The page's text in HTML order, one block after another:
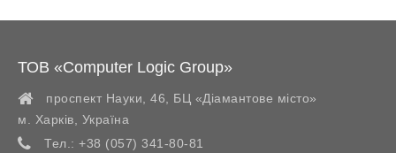
ТОВ «Computer Logic Group»
проспект Науки, 46, БЦ «Діамантове місто»
м. Харків
Україна
Тел.: +38 (057) 341-80-81